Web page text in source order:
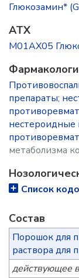
Глюкозамин*
ATX
M01AX05
препараты;
нестероидные
метаболизма
Список
Состав
Порошок для
раствора для
действующее